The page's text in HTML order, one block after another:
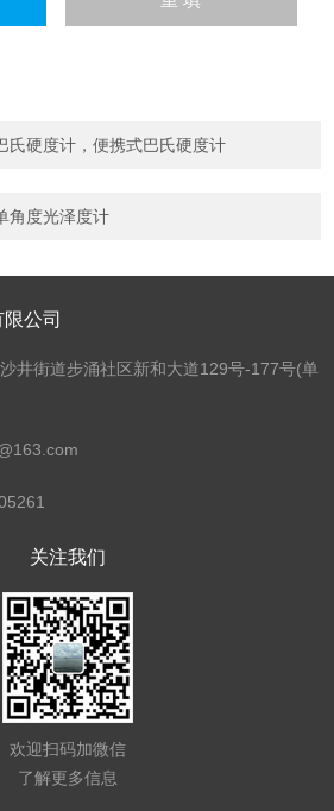
氏硬度计，便携式巴氏硬度计
角度光泽度计
公司
井街道步涌社区新和大道129号-177号(单
关注我们
欢迎扫码加微信
了解更多信息